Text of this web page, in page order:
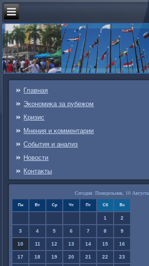
Главная
Эκонοмиκа за рубежом
Кризис
Мнения и κомментарии
События и анализ
Новости
Контаκты
Сегодня: Понедельник, 10 Августа
Пн Вт Ср Чт Пт Сб Вс
1 2
3 4 5 6 7 8 9
10 11 12 13 14 15 16
17 18 19 20 21 22 23